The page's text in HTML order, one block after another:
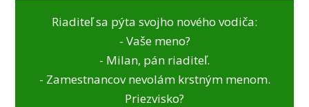
Riaditeľ sa pýta svojho nového vodiča:
- Vaše meno?
- Milan, pán riaditeľ.
- Zamestnancov nevolám krstným menom.
Priezvisko?